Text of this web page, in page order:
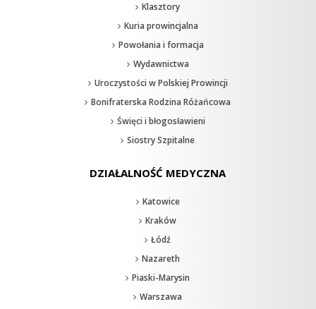
Klasztory
Kuria prowincjalna
Powołania i formacja
Wydawnictwa
Uroczystości w Polskiej Prowincji
Bonifraterska Rodzina Różańcowa
Święci i błogosławieni
Siostry Szpitalne
DZIAŁALNOŚĆ MEDYCZNA
Katowice
Kraków
Łódź
Nazareth
Piaski-Marysin
Warszawa